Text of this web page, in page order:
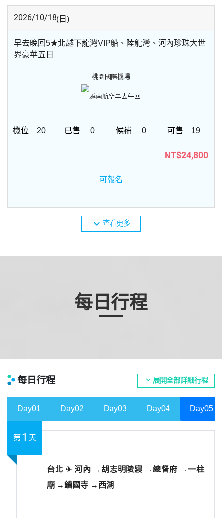
2026/10/18(日)
早去晚回5★北越下龍灣VIP船、陸龍灣、河內珍珠大世
界豪華五日
桃園國際機場
越南航空早去午回
20 0 0 19
NT$24,800
可報名
expand_more 查看更多
每日行程
每日行程 expand_more 展開全部詳細行程
Day01 Day02 Day03 Day04 Day05
第1 天
台北 ✈ 河內 →胡志明陵寢 →總督府 →一柱
廟 →鎮國寺 →西湖